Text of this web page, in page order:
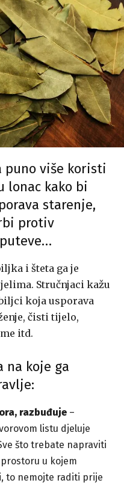
puno više koristi
lonac kako bi
starenje,
protiv
i šteta ga je
Stručnjaci kažu
koja usporava
čisti tijelo,
itd.
na koje ga
razbuđuje –
listu djeluje
što trebate napraviti
u kojem
to nemojte raditi prije